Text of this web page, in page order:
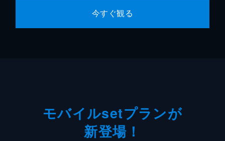
今すぐ観る
モバイルsetプランが
新登場！